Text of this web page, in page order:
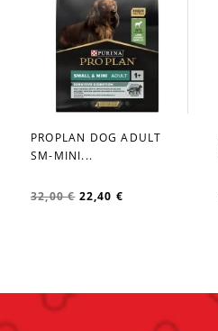
favorite_border
PROPLAN DOG ADULT
SM-MINI...
32,00 € 22,40 €